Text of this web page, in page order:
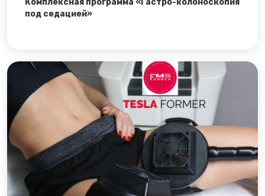
Комплексная программа «Гастро-колоноскопия
под седацией»